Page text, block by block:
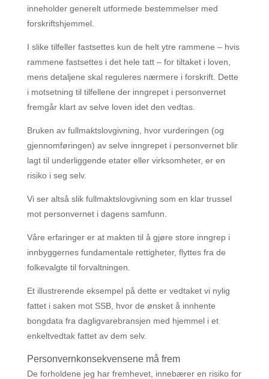
inneholder generelt utformede bestemmelser med
forskriftshjemmel.
I slike tilfeller fastsettes kun de helt ytre rammene – hvis
rammene fastsettes i det hele tatt – for tiltaket i loven,
mens detaljene skal reguleres nærmere i forskrift. Dette
i motsetning til tilfellene der inngrepet i personvernet
fremgår klart av selve loven idet den vedtas.
Bruken av fullmaktslovgivning, hvor vurderingen (og
gjennomføringen) av selve inngrepet i personvernet blir
lagt til underliggende etater eller virksomheter, er en
risiko i seg selv.
Vi ser altså slik fullmaktslovgivning som en klar trussel
mot personvernet i dagens samfunn.
Våre erfaringer er at makten til å gjøre store inngrep i
innbyggernes fundamentale rettigheter, flyttes fra de
folkevalgte til forvaltningen.
Et illustrerende eksempel på dette er vedtaket vi nylig
fattet i saken mot SSB, hvor de ønsket å innhente
bongdata fra dagligvarebransjen med hjemmel i et
enkeltvedtak fattet av dem selv.
Personvernkonsekvensene må frem
De forholdene jeg har fremhevet, innebærer en risiko for